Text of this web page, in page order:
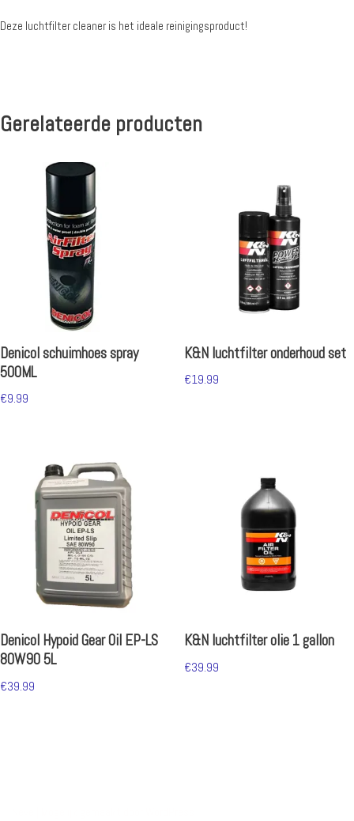
Deze luchtfilter cleaner is het ideale reinigingsproduct!
Gerelateerde producten
Denicol schuimhoes spray
500ML
€9.99
K&N luchtfilter onderhoud set
€19.99
Denicol Hypoid Gear Oil EP-LS
80W90 5L
€39.99
K&N luchtfilter olie 1 gallon
€39.99